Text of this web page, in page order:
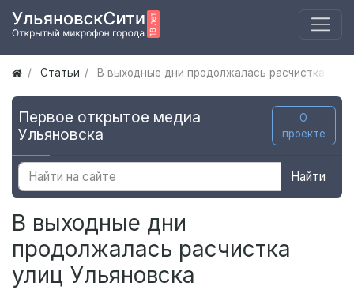
Статьи В выходные дни продолжалась расчистка
Первое открытое медиа
Ульяновска
О
проекте
Найти
В выходные дни
продолжалась расчистка
улиц Ульяновска